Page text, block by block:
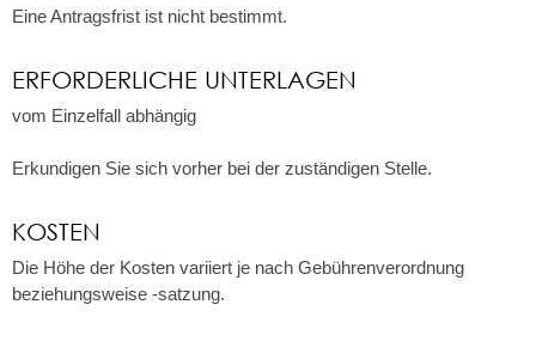
Eine Antragsfrist ist nicht bestimmt.
ERFORDERLICHE UNTERLAGEN
vom Einzelfall abhängig
Erkundigen Sie sich vorher bei der zuständigen Stelle.
KOSTEN
Die Höhe der Kosten variiert je nach Gebührenverordnung
beziehungsweise -satzung.